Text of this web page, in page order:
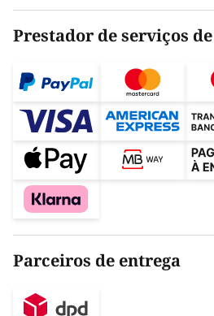
Prestador de serviços
Parceiros de entrega